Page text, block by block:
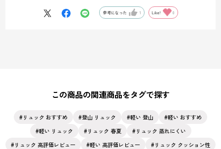
が可能となります✨
参考になった 1 Like! 0
この商品の関連商品をタグで探す
リュック おすすめ 登山 リュック 軽い 登山
軽い おすすめ
軽い リュック
リュック 春夏
リュック 蒸れにくい
リュック 高評価レビュー
軽い 高評価レビュー リュック クッション性